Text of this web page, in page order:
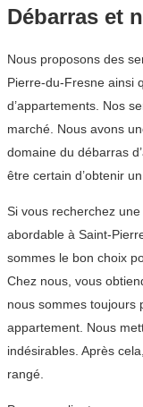
Débarras et
Nous proposons des
Pierre-du-Fresne ainsi
d’appartements. Nos
marché. Nous avons
domaine du débarras
être certain d’obtenir
Si vous recherchez
abordable à Saint-
sommes le bon choix
Chez nous, vous
nous sommes toujours
appartement. Nous
indésirables. Après
rangé.